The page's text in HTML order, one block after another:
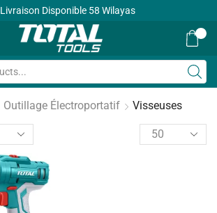
Livraison Disponible 58 Wilayas
Outillage Électroportatif Visseuses